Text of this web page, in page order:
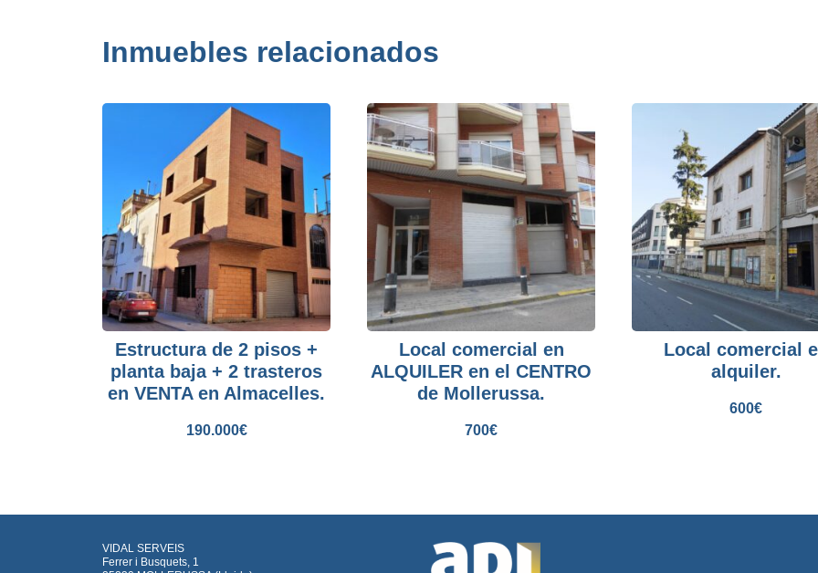
Inmuebles relacionados
Estructura de 2 pisos +
planta baja + 2 trasteros
en VENTA en Almacelles.
190.000€
Local comercial en
ALQUILER en el CENTRO
de Mollerussa.
700€
Local comercial
alquiler.
600€
VIDAL SERVEIS
Ferrer i Busquets, 1